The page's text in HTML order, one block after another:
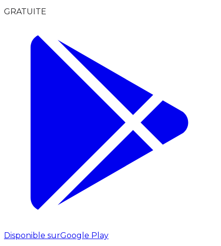
GRATUITE
Disponible surGoogle Play